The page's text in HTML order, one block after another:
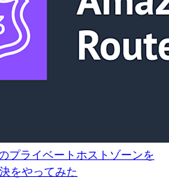
プライベートホストゾーンを
をやってみた